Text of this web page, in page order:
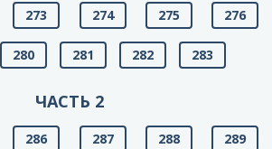
273 274 275 276
280 281 282 283
ЧАСТЬ 2
286 287 288 289